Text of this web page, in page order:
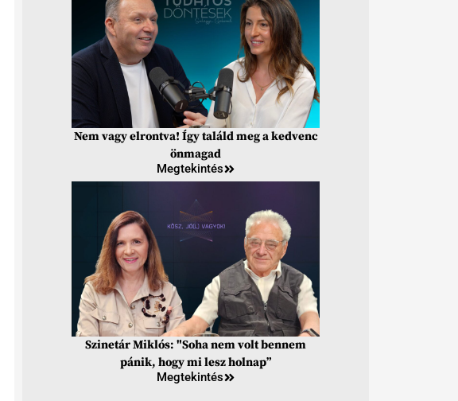
Nem vagy elrontva! Így találd meg a kedvenc
önmagad
Megtekintés
Szinetár Miklós: "Soha nem volt bennem
pánik, hogy mi lesz holnap”
Megtekintés